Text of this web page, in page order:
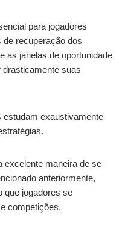
para jogadores
recuperação dos
as janelas de oportunidade
drasticamente suas
estudam exaustivamente
excelente maneira de se
anteriormente,
que jogadores se
competições.